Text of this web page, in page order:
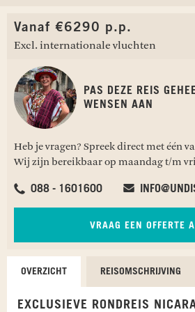
Vanaf €6290 p.p.
Excl. internationale vluchten
PAS DEZE REIS
WENSEN AAN
Heb je vragen? Spreek direct met één
Wij zijn bereikbaar op maandag t/m
088 - 1601600
VRAAG EEN OFFERTE
OVERZICHT REISOMSCHRIJVING
EXCLUSIEVE RONDREIS